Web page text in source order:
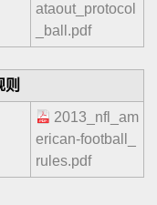
ataout_protocol
_ball.pdf
则
2013_nfl_am
erican-football_
rules.pdf